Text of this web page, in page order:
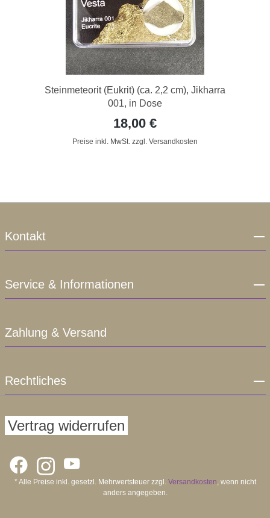
Steinmeteorit (Eukrit) (ca. 2,2 cm), Jikharra
001, in Dose
18,00 €
Preise inkl. MwSt. zzgl. Versandkosten
Kontakt
Service & Informationen
Zahlung & Versand
Rechtliches
Vertrag widerrufen
* Alle Preise inkl. gesetzl. Mehrwertsteuer zzgl. Versandkosten, wenn nicht
anders angegeben.